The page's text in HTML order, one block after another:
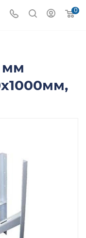
0
мм